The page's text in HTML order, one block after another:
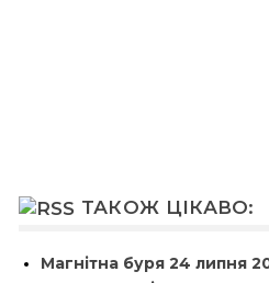
ТАКОЖ ЦІКАВО:
Магнітна буря 24 липня